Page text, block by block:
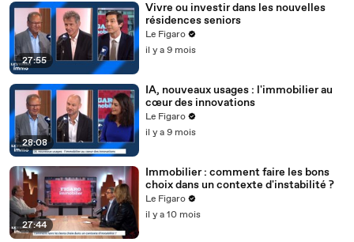
27:55
Vivre ou investir dans les nouvelles
résidences seniors
Le Figaro
il y a 9 mois
28:08
IA, nouveaux usages : l'immobilier au
cœur des innovations
Le Figaro
il y a 9 mois
27:44
Immobilier : comment faire les bons
choix dans un contexte d'instabilité ?
Le Figaro
il y a 10 mois